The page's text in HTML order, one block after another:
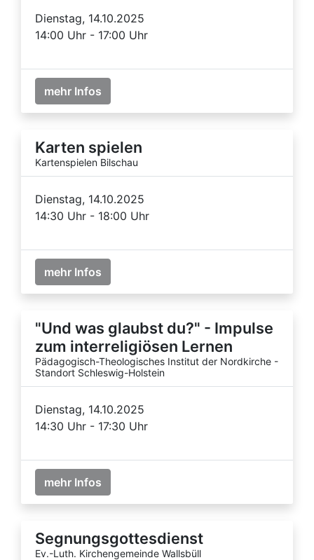
Dienstag, 14.10.2025
14:00 Uhr - 17:00 Uhr
mehr Infos
Karten spielen
Kartenspielen Bilschau
Dienstag, 14.10.2025
14:30 Uhr - 18:00 Uhr
mehr Infos
"Und was glaubst du?" - Impulse
zum interreligiösen Lernen
Pädagogisch-Theologisches Institut der Nordkirche -
Standort Schleswig-Holstein
Dienstag, 14.10.2025
14:30 Uhr - 17:30 Uhr
mehr Infos
Segnungsgottesdienst
Ev.-Luth. Kirchengemeinde Wallsbüll